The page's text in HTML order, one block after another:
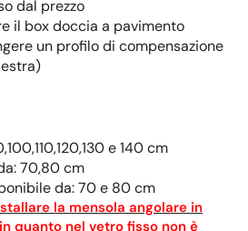
dal prezzo
il box doccia a pavimento
un profilo di compensazione
e 140 cm
70,80 cm
da: 70 e 80 cm
la mensola angolare in
quanto nel vetro fisso non è